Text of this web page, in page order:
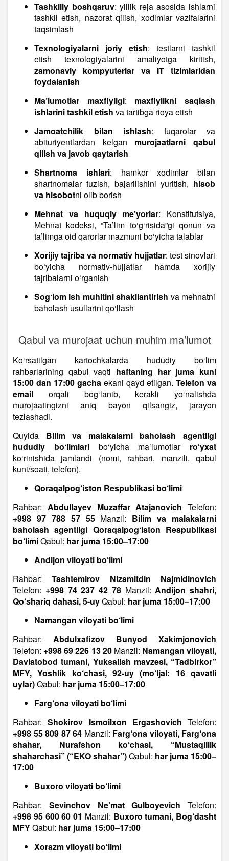
Tashkiliy boshqaruv: yillik reja asosida ishlarni
tashkil etish, nazorat qilish, xodimlar vazifalarini
taqsimlash
Texnologiyalarni joriy etish: testlarni tashkil
etish texnologiyalarini amaliyotga kiritish,
zamonaviy kompyuterlar va IT tizimlaridan
foydalanish
Ma’lumotlar maxfiyligi: maxfiylikni saqlash
ishlarini tashkil etish va tartibga rioya etish
Jamoatchilik bilan ishlash: fuqarolar va
abituriyentlardan kelgan murojaatlarni qabul
qilish va javob qaytarish
Shartnoma ishlari: hamkor xodimlar bilan
shartnomalar tuzish, bajarilishini yuritish, hisob
va hisobotni olib borish
Mehnat va huquqiy me’yorlar: Konstitutsiya,
Mehnat kodeksi, “Ta’lim to‘g‘risida”gi qonun va
ta’limga oid qarorlar mazmuni bo‘yicha talablar
Xorijiy tajriba va normativ hujjatlar: test sinovlari
bo‘yicha normativ-hujjatlar hamda xorijiy
tajribalarni o‘rganish
Sog‘lom ish muhitini shakllantirish va mehnatni
baholash usullarini qo‘llash
Qabul va murojaat uchun muhim ma’lumot
Ko‘rsatilgan kartochkalarda hududiy bo‘lim
rahbarlarining qabul vaqti haftaning har juma kuni
15:00 dan 17:00 gacha ekani qayd etilgan. Telefon va
email orqali bog‘lanib, kerakli yo‘nalishda
murojaatingizni aniq bayon qilsangiz, jarayon
tezlashadi.
Quyida Bilim va malakalarni baholash agentligi
hududiy bo‘limlaribo‘yicha ma’lumotlar ro‘yxat
ko‘rinishida jamlandi (nomi, rahbari, manzili, qabul
kuni/soati, telefon).
Qoraqalpog‘iston Respublikasi bo‘limi
Rahbar: Abdullayev Muzaffar Atajanovich Telefon:
+998 97 788 57 55Manzil: Bilim va malakalarni
baholash agentligi Qoraqalpog‘iston Respublikasi
bo‘limiQabul: har juma 15:00–17:00
Andijon viloyati bo‘limi
Rahbar:Tashtemirov Nizamitdin Najmidinovich
Telefon: +998 74 237 42 78Manzil:Andijon shahri,
Qo‘shariq dahasi, 5-uyQabul: har juma 15:00–17:00
Namangan viloyati bo‘limi
Rahbar: Abdulxafizov Bunyod Xakimjonovich
Telefon: +998 69 226 13 20Manzil: Namangan viloyati,
Davlatobod tumani, Yuksalish mavzesi, “Tadbirkor”
MFY, Yoshlik ko‘chasi, 92-uy (mo‘ljal: 16 qavatli
uylar)Qabul: har juma 15:00–17:00
Farg‘ona viloyati bo‘limi
Rahbar:Shokirov Ismoilxon Ergashovich Telefon:
+998 55 809 87 64 Manzil: Farg‘ona viloyati, Farg‘ona
shahar, Nurafshon ko‘chasi, “Mustaqillik
shaharchasi” (“EKO shahar”)Qabul: har juma 15:00–
17:00
Buxoro viloyati bo‘limi
Rahbar: Sevinchov Ne’mat Gulboyevich Telefon:
+998 95 600 60 01 Manzil: Buxoro tumani, Bog‘dasht
MFYQabul: har juma 15:00–17:00
Xorazm viloyati bo‘limi